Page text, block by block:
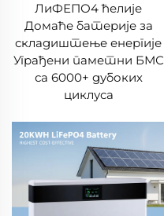
ЛиФЕПО4 ћелије
Домаће батерије за
складиштење енергије
Уграђени паметни БМС
са 6000+ дубоких
циклуса